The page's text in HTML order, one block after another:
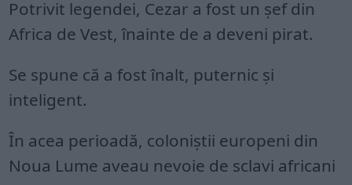
Potrivit legendei, Cezar a fost un șef din
Africa de Vest, înainte de a deveni pirat.
Se spune că a fost înalt, puternic și
inteligent.
În acea perioadă, coloniștii europeni din
Noua Lume aveau nevoie de sclavi africani